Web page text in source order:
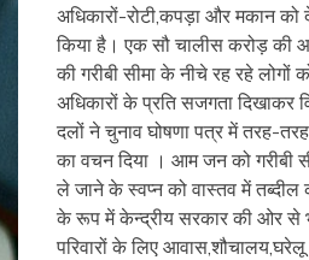
अधिकारों-रोटी,कपड़ा और मकान को
किया है। एक सौ चालीस करोड़ की
की गरीबी सीमा के नीचे रह रहे लोगों
अधिकारों के प्रति सजगता दिखाकर
दलों ने चुनाव घोषणा पत्र में तरह-
का वचन दिया । आम जन को गरीबी
ले जाने के स्वप्न को वास्तव में
के रूप में केन्द्रीय सरकार की ओर से
परिवारों के लिए